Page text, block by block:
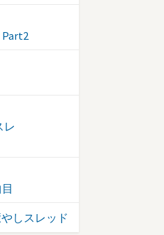
Part2
レ
しスレッド